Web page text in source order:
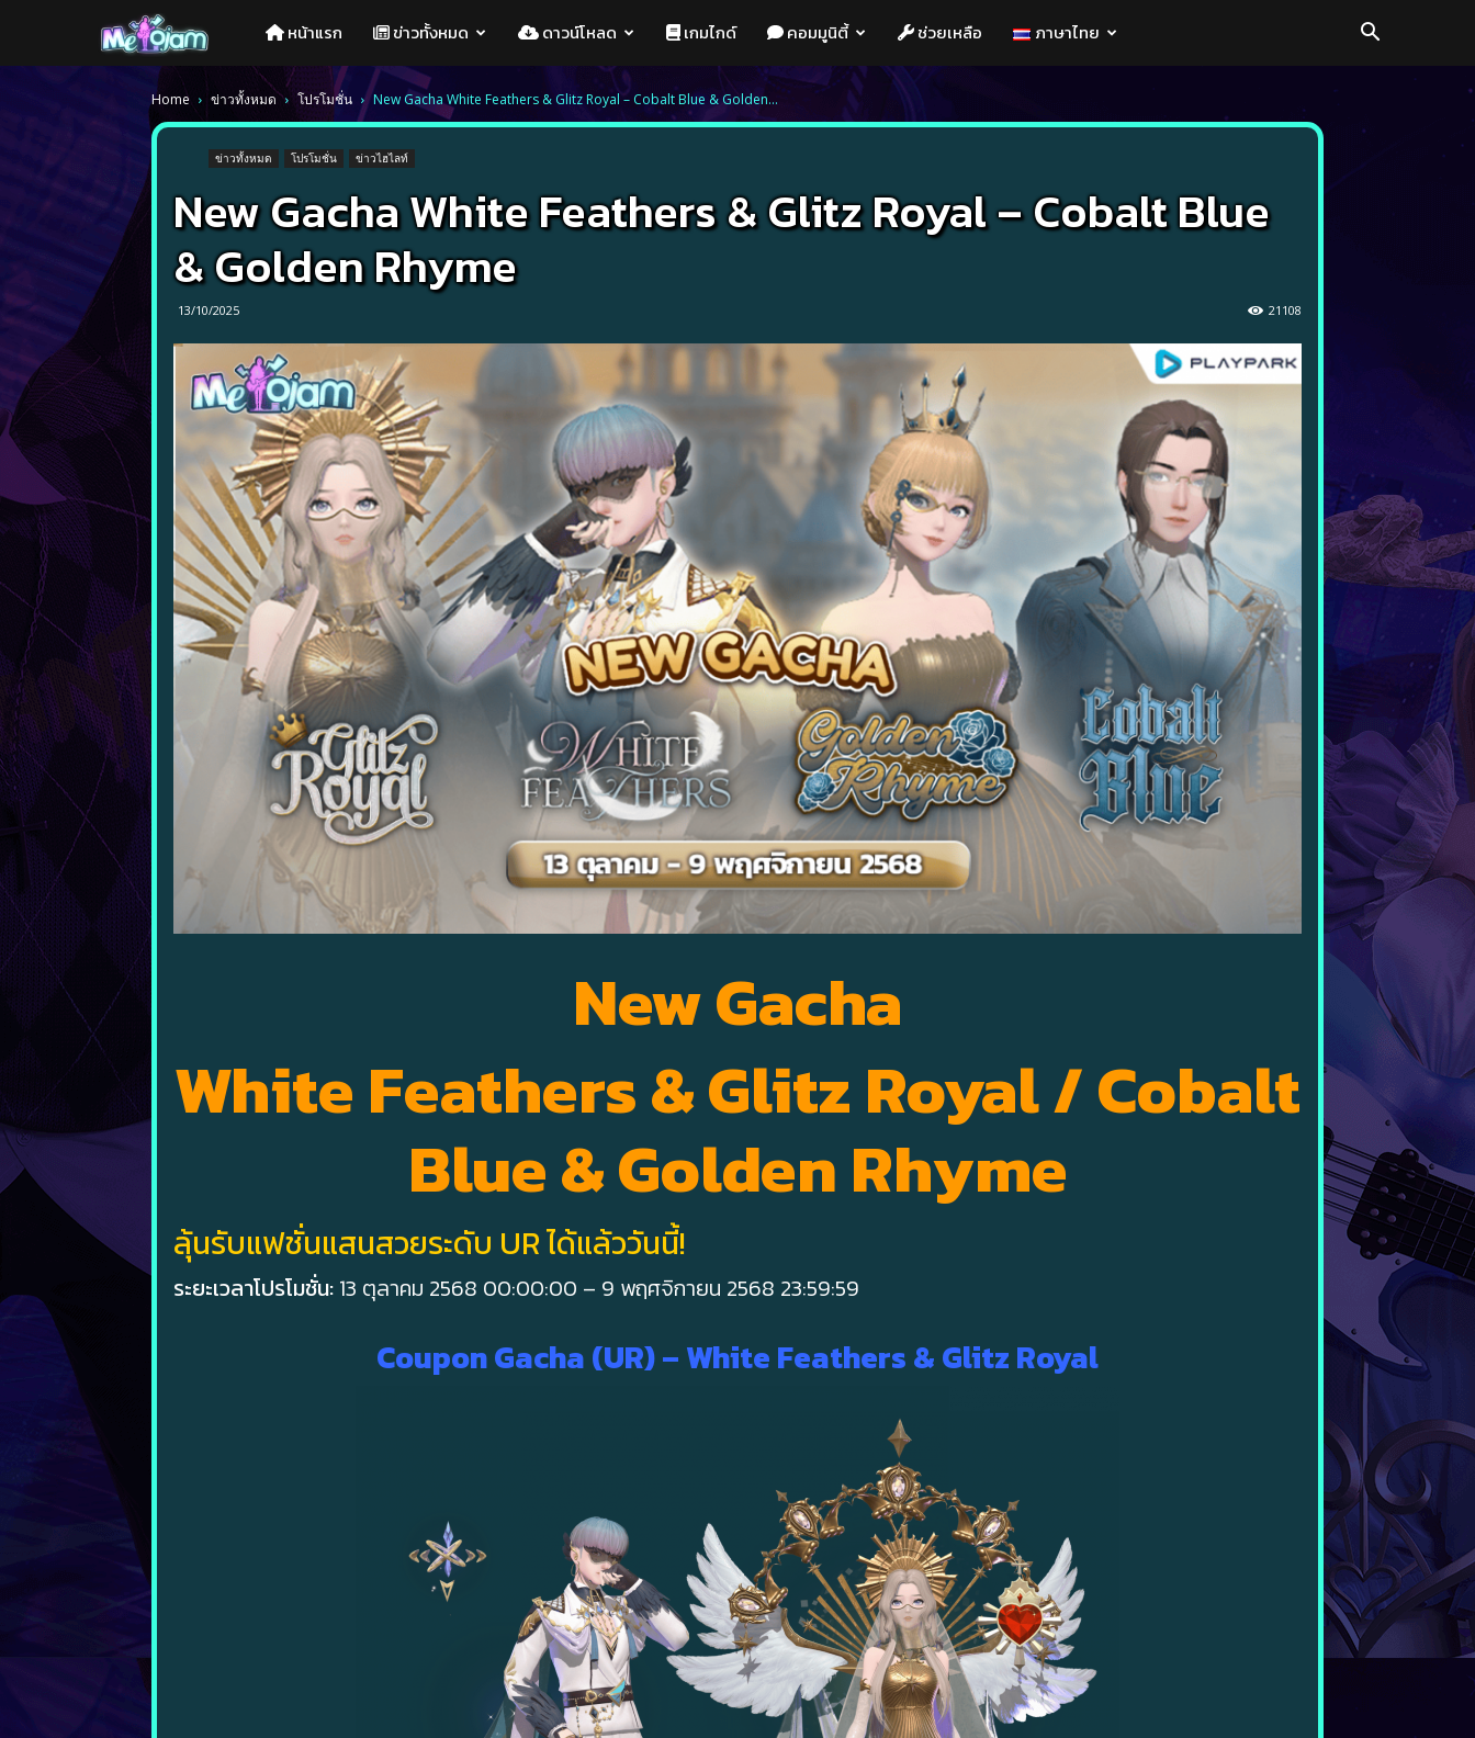
Melojam
PlayPark
หน้าแรก ข่าวทั้งหมด ดาวน์โหลด เกมไกด์ คอมมูนิตี้ ช่วยเหลือ ภาษาไทย
Home ข่าวทั้งหมด โปรโมชั่น New Gacha White Feathers & Glitz Royal – Cobalt Blue & Golden...
ข่าวทั้งหมด โปรโมชั่น ข่าวไฮไลท์
New Gacha White Feathers & Glitz Royal – Cobalt Blue
& Golden Rhyme
13/10/2025 21108
New Gacha
White Feathers & Glitz Royal / Cobalt
Blue & Golden Rhyme
ลุ้นรับแฟชั่นแสนสวยระดับ UR ได้แล้ววันนี้!
ระยะเวลาโปรโมชั่น: 13 ตุลาคม 2568 00:00:00 – 9 พฤศจิกายน 2568 23:59:59
Coupon Gacha (UR) – White Feathers & Glitz Royal